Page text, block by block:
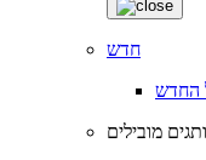
חדש
החדש
מובילים